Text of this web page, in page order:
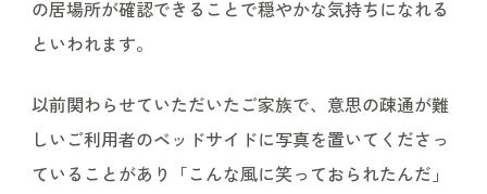
の居場所が確認できることで穏やかな気持ちになれる
といわれます。
以前関わらせていただいたご家族で、意思の疎通が難
しいご利用者のベッドサイドに写真を置いてくださっ
ていることがあり「こんな風に笑っておられたんだ」